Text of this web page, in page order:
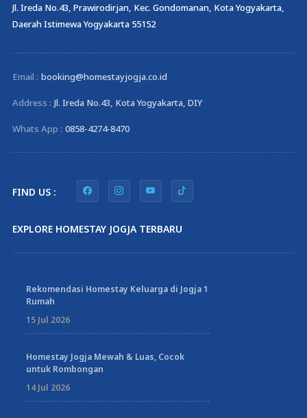
Jl. Ireda No.43, Prawirodirjan, Kec. Gondomanan, Kota Yogyakarta,
Daerah Istimewa Yogyakarta 55152
Email : booking@homestayjogja.co.id
Address : Jl. Ireda No.43, Kota Yogyakarta, DIY
Whats App : 0858-4274-8470
FIND US :
EXPLORE HOMESTAY JOGJA TERBARU
Rekomendasi Homestay Keluarga di Jogja 1
Rumah
15 Jul 2026
Homestay Jogja Mewah & Luas, Cocok
untuk Rombongan
14 Jul 2026